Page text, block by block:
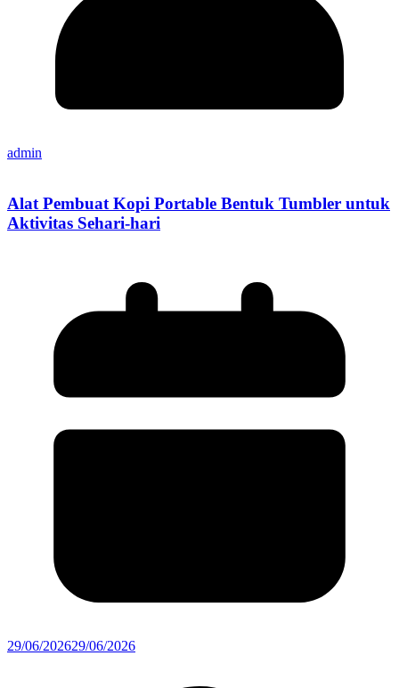
admin
Alat Pembuat Kopi Portable Bentuk Tumbler untuk
Aktivitas Sehari-hari
29/06/202629/06/2026